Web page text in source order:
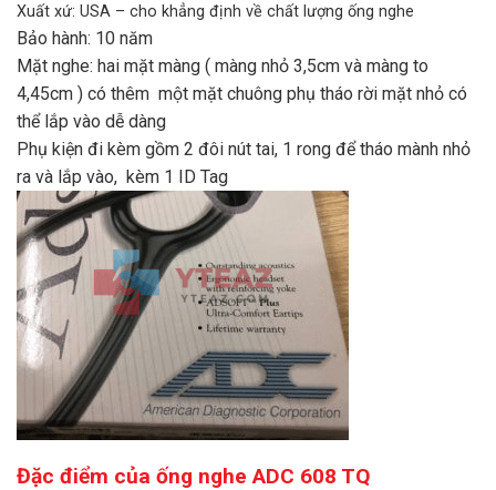
Xuất xứ: USA – cho khẳng định về chất lượng ống nghe
Bảo hành: 10 năm
Mặt nghe: hai mặt màng ( màng nhỏ 3,5cm và màng to
4,45cm ) có thêm một mặt chuông phụ tháo rời mặt nhỏ có
thể lắp vào dễ dàng
Phụ kiện đi kèm gồm 2 đôi nút tai, 1 rong để tháo mành nhỏ
ra và lắp vào, kèm 1 ID Tag
Đặc điểm của ống nghe ADC 608 TQ